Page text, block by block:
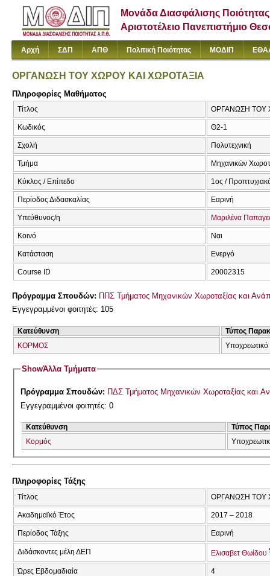
Μονάδα Διασφάλισης Ποιότητας
Αριστοτέλειο Πανεπιστήμιο
Αρχή ΣΔΠ ΑΠΘ Πολιτική Ποιότητας ΜΟΔΙΠ
ΟΡΓΑΝΩΣΗ ΤΟΥ ΧΩΡΟΥ ΚΑΙ ΧΩΡΟΤΑΞΙΑ
Πληροφορίες Μαθήματος
Τίτλος ΟΡΓΑΝΩΣΗ ΤΟΥ
Κωδικός Θ2-1
Σχολή Πολυτεχνική
Τμήμα Μηχανικών
Κύκλος / Επίπεδο 1ος /
Περίοδος Διδασκαλίας Εαρινή
Υπεύθυνος/η Μαριλένα
Κοινό Ναι
Κατάσταση Ενεργό
Course ID 20002315
Πρόγραμμα Σπουδών: ΠΠΣ Τμήματος Μηχανικών Χωροταξίας και
Εγγεγραμμένοι φοιτητές: 105
Κατεύθυνση
Τύπος
ΚΟΡΜΟΣ
Υποχρεωτικό
ShowΆλλα Τμήματα
Πρόγραμμα Σπουδών: ΠΔΣ Τμήματος Μηχανικών Χωροταξίας και
Εγγεγραμμένοι φοιτητές: 0
Κατεύθυνση
Τύπος
Κορμός
Πληροφορίες Τάξης
Τίτλος ΟΡΓΑΝΩΣΗ ΤΟΥ
Ακαδημαϊκό Έτος 2017 – 2018
Περίοδος Τάξης Εαρινή
Διδάσκοντες μέλη ΔΕΠ Ελισαβετ Θωίδου
Ώρες Εβδομαδιαία 4